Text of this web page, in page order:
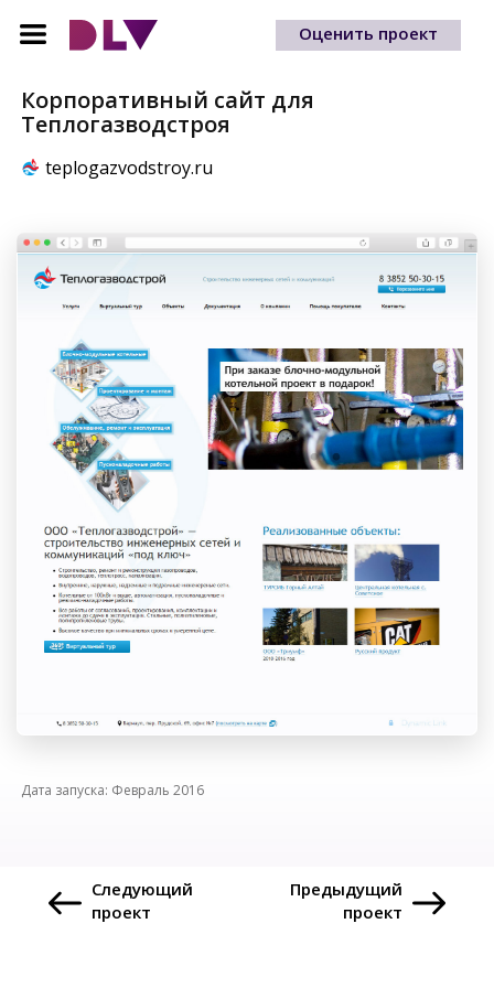
Оценить проект
Корпоративный сайт для
Теплогазводстроя
teplogaz­vodstroy.ru
Февраль 2016
Следующий
проект
Предыдущий
проект